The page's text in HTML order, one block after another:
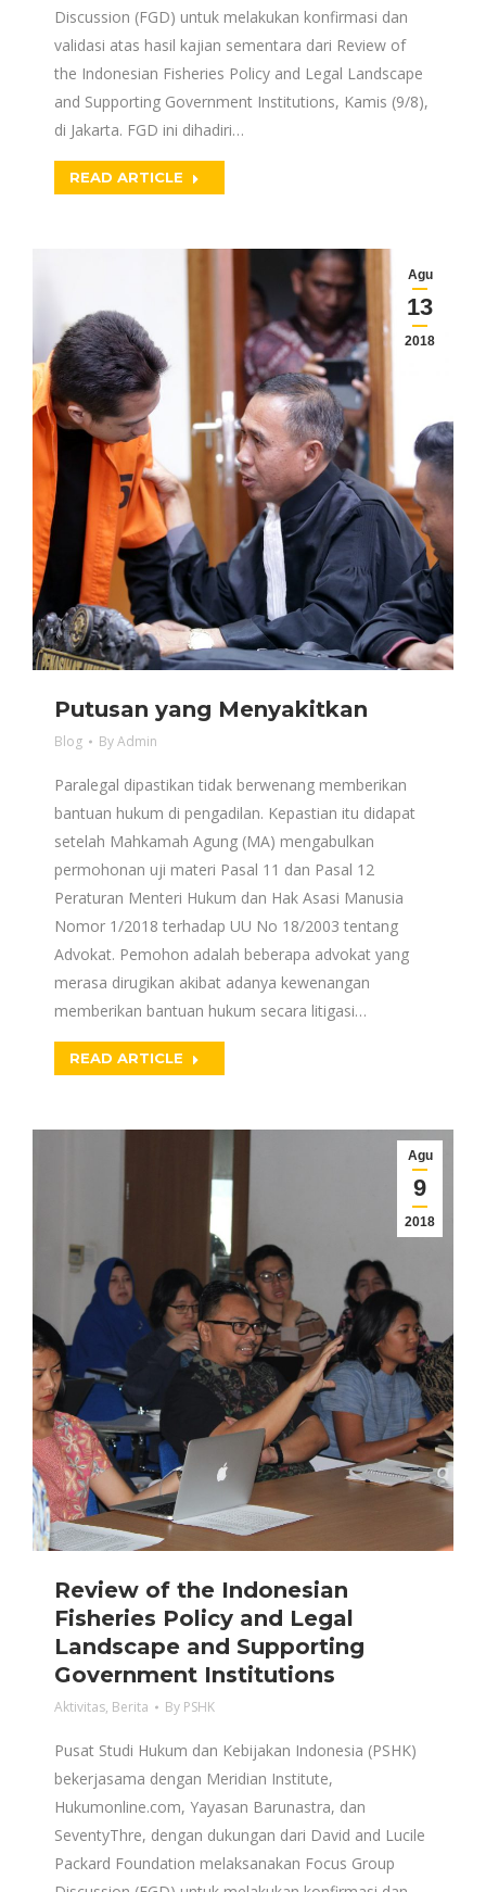
Discussion (FGD) untuk melakukan konfirmasi dan
validasi atas hasil kajian sementara dari Review of
the Indonesian Fisheries Policy and Legal Landscape
and Supporting Government Institutions, Kamis (9/8),
di Jakarta. FGD ini dihadiri…
READ ARTICLE
Agu
13
2018
Putusan yang Menyakitkan
Blog ByAdmin
Paralegal dipastikan tidak berwenang memberikan
bantuan hukum di pengadilan. Kepastian itu didapat
setelah Mahkamah Agung (MA) mengabulkan
permohonan uji materi Pasal 11 dan Pasal 12
Peraturan Menteri Hukum dan Hak Asasi Manusia
Nomor 1/2018 terhadap UU No 18/2003 tentang
Advokat. Pemohon adalah beberapa advokat yang
merasa dirugikan akibat adanya kewenangan
memberikan bantuan hukum secara litigasi…
READ ARTICLE
Agu
9
2018
Review of the Indonesian
Fisheries Policy and Legal
Landscape and Supporting
Government Institutions
Aktivitas, Berita By PSHK
Pusat Studi Hukum dan Kebijakan Indonesia (PSHK)
bekerjasama dengan Meridian Institute,
Hukumonline.com, Yayasan Barunastra, dan
SeventyThre, dengan dukungan dari David and Lucile
Packard Foundation melaksanakan Focus Group